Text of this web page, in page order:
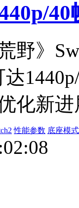
40
野》
化新
性能参数 底座模式